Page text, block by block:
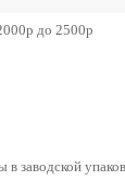
до 2500р
заводской